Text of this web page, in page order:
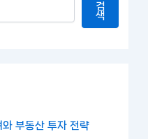
검
색
부동산 투자 전략